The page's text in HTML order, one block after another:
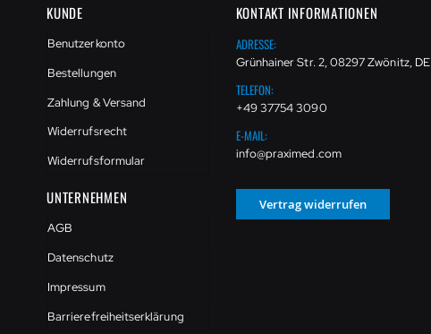
KUNDE
Benutzerkonto
Bestellungen
Zahlung & Versand
Widerrufsrecht
Widerrufsformular
UNTERNEHMEN
AGB
Datenschutz
Impressum
Barrierefreiheitserklärung
KONTAKT INFORMATIONEN
ADRESSE:
Grünhainer Str. 2, 08297 Zwönitz, DE
TELEFON:
+49 37754 3090
E-MAIL:
info@praximed.com
Vertrag widerrufen